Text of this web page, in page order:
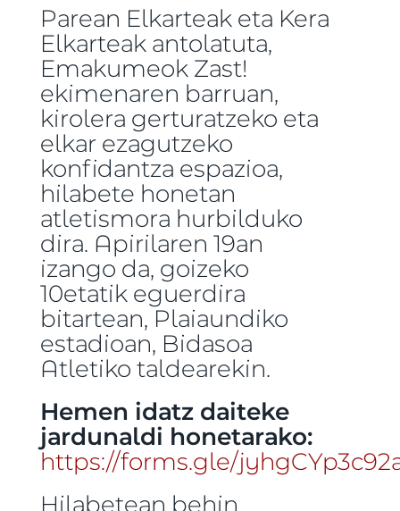
Parean Elkarteak eta Kera
Elkarteak antolatuta,
Emakumeok Zast!
ekimenaren barruan,
kirolera gerturatzeko eta
elkar ezagutzeko
konfidantza espazioa,
hilabete honetan
atletismora hurbilduko
dira. Apirilaren 19an
izango da, goizeko
10etatik eguerdira
bitartean, Plaiaundiko
estadioan, Bidasoa
Atletiko taldearekin.
Hemen idatz daiteke
jardunaldi honetarako:
https://forms.gle/
Hilabetean behin